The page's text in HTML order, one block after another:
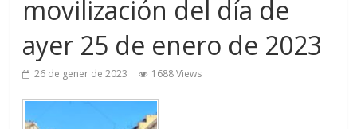
movilización del día de
ayer 25 de enero de 2023
26 de gener de 2023 1688 Views